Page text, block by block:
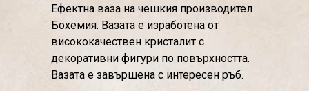
Ефектна ваза на чешкия производител
Бохемия. Вазата е изработена от
висококачествен кристалит с
декоративни фигури по повърхността.
Вазата е завършена с интересен ръб.